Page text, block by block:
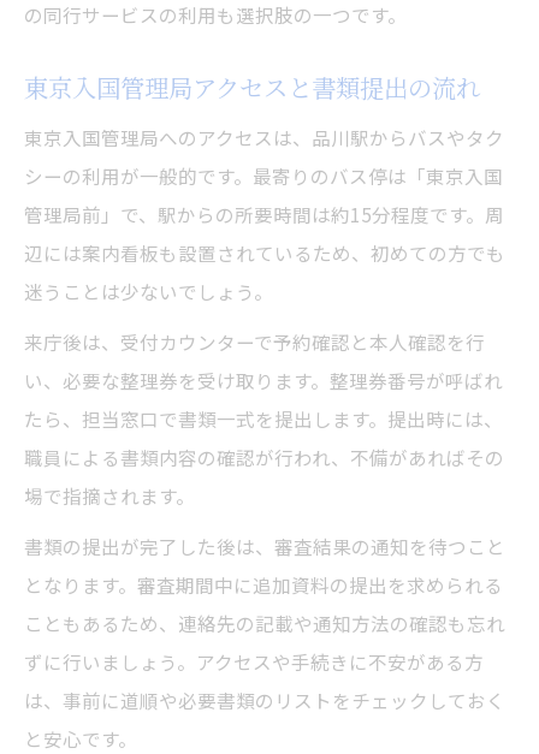
の同行サービスの利用も選択肢の一つです。
東京入国管理局アクセスと書類提出の流れ
東京入国管理局へのアクセスは、品川駅からバスやタク
シーの利用が一般的です。最寄りのバス停は「東京入国
管理局前」で、駅からの所要時間は約15分程度です。周
辺には案内看板も設置されているため、初めての方でも
迷うことは少ないでしょう。
来庁後は、受付カウンターで予約確認と本人確認を行
い、必要な整理券を受け取ります。整理券番号が呼ばれ
たら、担当窓口で書類一式を提出します。提出時には、
職員による書類内容の確認が行われ、不備があればその
場で指摘されます。
書類の提出が完了した後は、審査結果の通知を待つこと
となります。審査期間中に追加資料の提出を求められる
こともあるため、連絡先の記載や通知方法の確認も忘れ
ずに行いましょう。アクセスや手続きに不安がある方
は、事前に道順や必要書類のリストをチェックしておく
と安心です。